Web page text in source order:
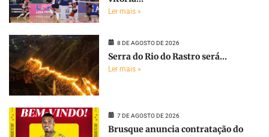
Ler mais »
8 DE AGOSTO DE 2026
Serra do Rio do Rastro será...
Ler mais »
7 DE AGOSTO DE 2026
Brusque anuncia contratação do